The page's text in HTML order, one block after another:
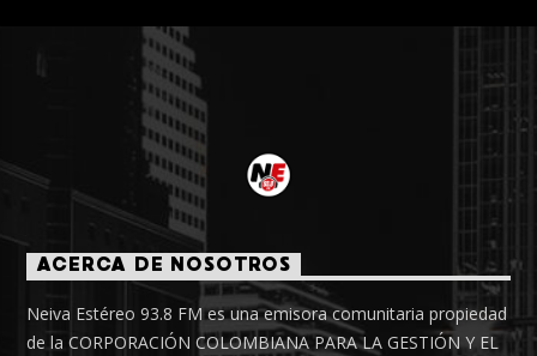
ACERCA DE NOSOTROS
Neiva Estéreo 93.8 FM es una emisora comunitaria propiedad
de la CORPORACIÓN COLOMBIANA PARA LA GESTIÓN Y EL